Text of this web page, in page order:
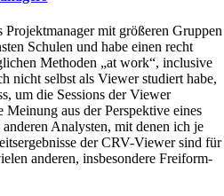
mit größeren Gruppen
Schulen und habe einen recht
Methoden „at work“, inclusive
nicht selbst als Viewer studiert habe,
um die Sessions der Viewer
aus der Perspektive eines
Analysten, mit denen ich je
der CRV-Viewer sind für
anderen, insbesondere Freiform-